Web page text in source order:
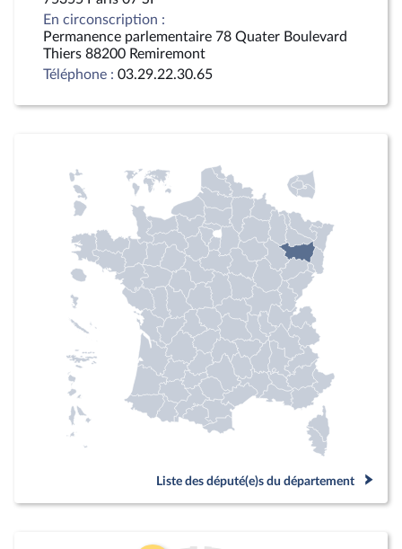
En circonscription :
Permanence parlementaire 78 Quater Boulevard
Thiers 88200 Remiremont
Téléphone : 03.29.22.30.65
Liste des député(e)s du département